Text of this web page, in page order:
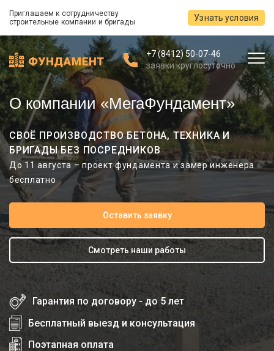
Приглашаем к сотрудничеству
строительные компании и бригады
Узнать условия
+7 (8412) 50-07-46
заявки круглосуточно
О компании «МегаФундамент»
СВОЁ ПРОИЗВОДСТВО БЕТОНА, ТЕХНИКА И
БРИГАДЫ БЕЗ ПОСРЕДНИКОВ
До 11 августа – проект фундамента и замер инженера
бесплатно
Оставить заявку
Смотреть наши работы
Гарантия по договору - до 5 лет
Бесплатный выезд и консультация
Поэтапная оплата